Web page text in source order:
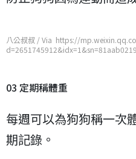
八公叔叔 / Via https://
03 定期稱體重
每週可以為狗狗稱一次
期記錄。